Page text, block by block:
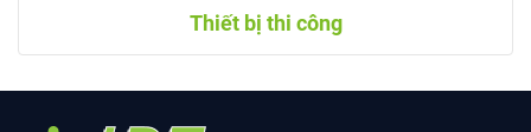
Thiết bị thi công